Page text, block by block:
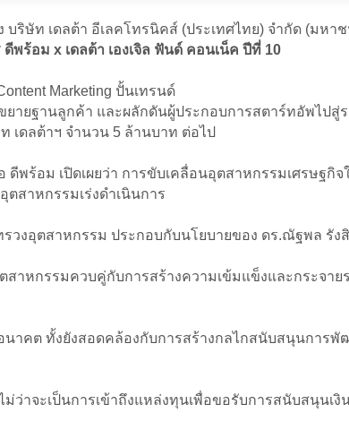
ริษัท เดลต้า อีเลคโทรนิคส์ (ประเทศไทย) จำกัด (มห
ดีพร้อม x เดลต้า เองเจิล ฟันด์ คอนเน็ค ปีที่ 10
Marketing ปั้นเทรนด์
ายฐานลูกค้า และผลักดันผู้ประกอบการสตาร์ทอัพไปสู่
เดลต้าฯ จำนวน 5 ล้านบาท ต่อไป
ดีพร้อม เปิดเผยว่า การขับเคลื่อนอุตสาหกรรมเศรษฐ
สาหกรรมเร่งดำเนินการ
วงอุตสาหกรรม ประกอบกับนโยบายของ ดร.ณัฐพล รั
หกรรมควบคู่กับการสร้างความเข้มแข็งและกระจาย
าคต ทั้งยังสอดคล้องกับการสร้างกลไกสนับสนุนการ
ว่าจะเป็นการเข้าถึงแหล่งทุนเพื่อขอรับการสนับสนุน